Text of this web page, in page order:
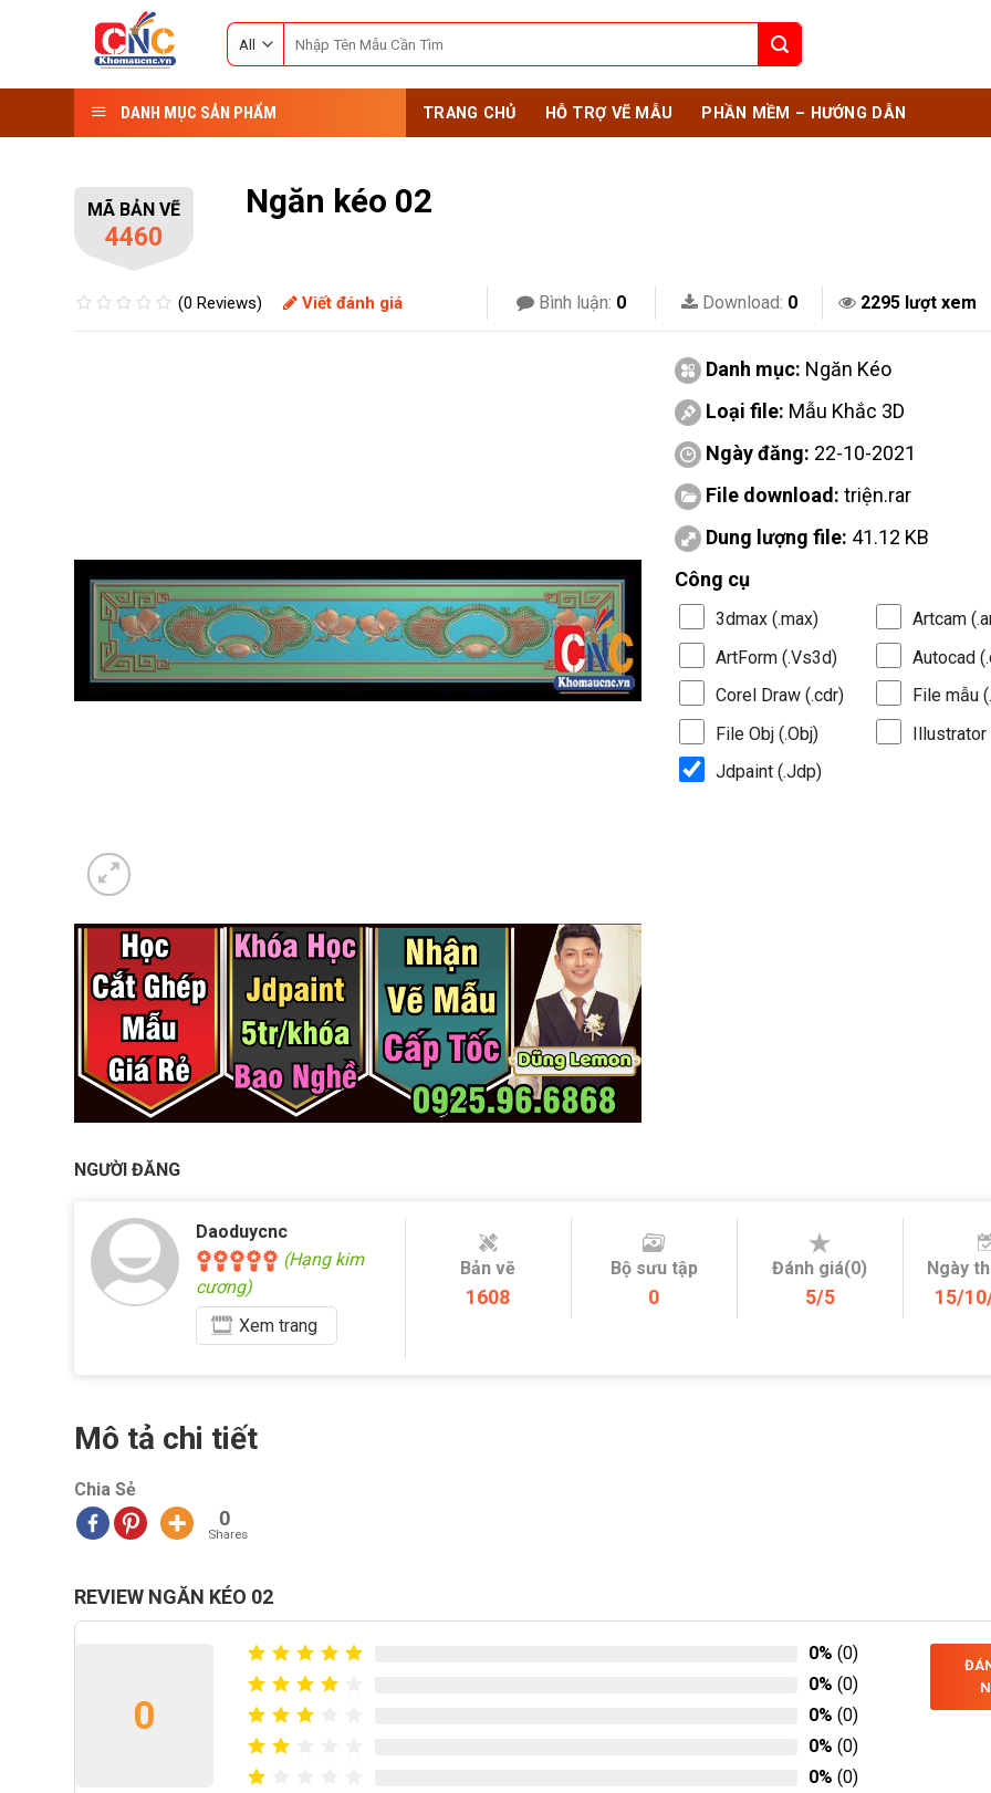
for:
DANH MỤC SẢN PHẨM TRANG CHỦ HỖ TRỢ VẼ MẪU PHẦN MỀM – HƯỚNG DẪN
MÃ BẢN VẼ
4460
Ngăn kéo 02
(0 Reviews) Viết đánh giá Bình luận: 0 Download: 0 2295 lượt xem
Danh mục: Ngăn Kéo
Loại file: Mẫu Khắc 3D
Ngày đăng: 22-10-2021
File download: triện.rar
Dung lượng file: 41.12 KB
Công cụ
3dmax (.max)
Artcam
ArtForm (.Vs3d)
Autocad
Corel Draw (.cdr)
File mẫu
File Obj (.Obj)
Illustrator
Jdpaint (.Jdp)
NGƯỜI ĐĂNG
Daoduycnc
(Hạng kim
cương)
Xem trang
Bản vẽ
1608
Bộ sưu tập
0
Đánh giá(0)
5/5
Ngày
15/
Mô tả chi tiết
Chia Sẻ
0
Shares
REVIEW NGĂN KÉO 02
0
0% (0)
0% (0)
0% (0)
0% (0)
0% (0)